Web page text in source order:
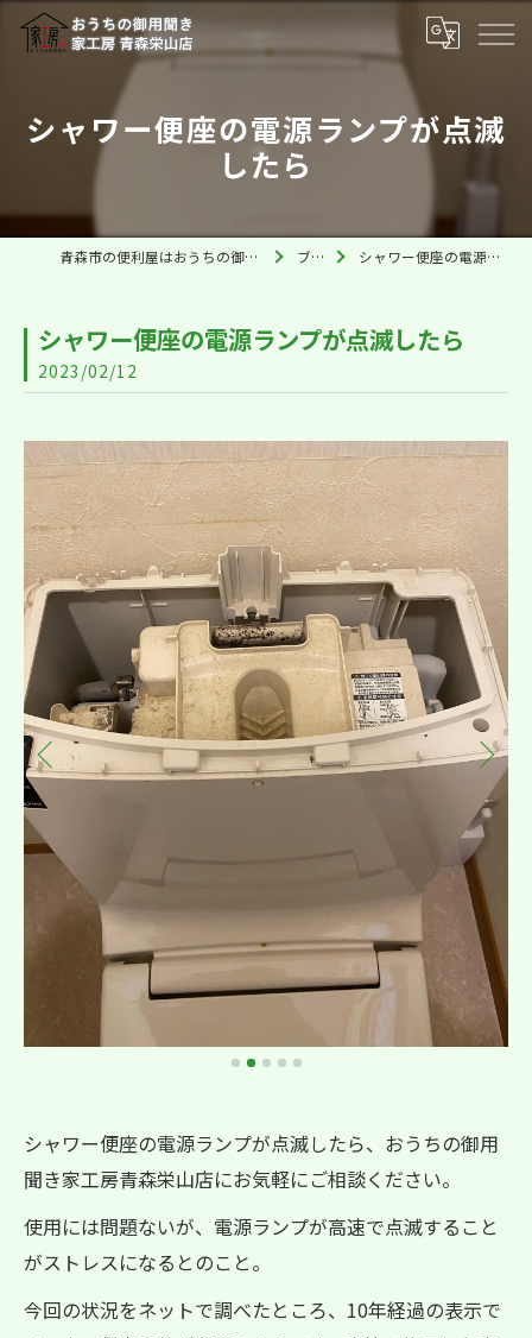
シャワー便座の電源ランプが点滅
したら
青森市の便利屋はおうちの御用聞き家工房 青森栄山店 ブログ シャワー便座の電源ランプが点滅したら
シャワー便座の電源ランプが点滅したら
2023/02/12
シャワー便座の電源ランプが点滅したら、おうちの御用
聞き家工房青森栄山店にお気軽にご相談ください。
使用には問題ないが、電源ランプが高速で点滅すること
がストレスになるとのこと。
今回の状況をネットで調べたところ、10年経過の表示で